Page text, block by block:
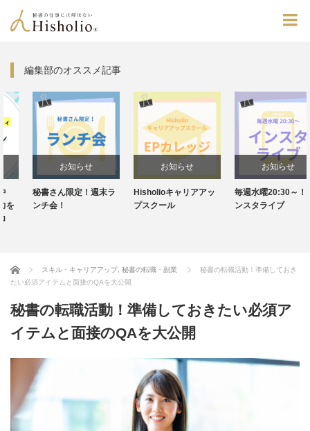
編集部のオススメ記事
お知らせ
秘書さん限定！週末ラ
ンチ会！
お知らせ
Hisholioキャリアアッ
プスクール
お知らせ
毎週水曜20:30～！イ
ンスタライブ
Home スキル・キャリアアップ, 秘書の転職・副業
秘書の転職活動！準備しておき
たい必須アイテムと面接のQAを大公開
秘書の転職活動！準備しておきたい必須ア
イテムと面接のQAを大公開